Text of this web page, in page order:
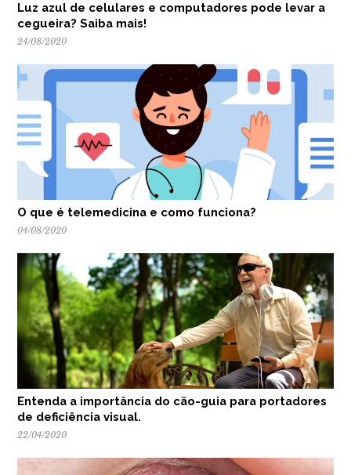
Luz azul de celulares e computadores pode levar a
cegueira? Saiba mais!
24/08/2020
O que é telemedicina e como funciona?
04/08/2020
Entenda a importância do cão-guia para portadores
de deficiência visual.
22/04/2020